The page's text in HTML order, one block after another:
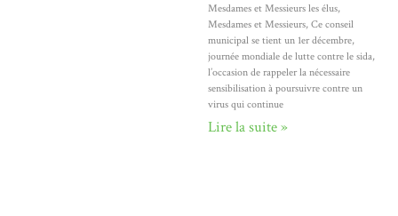
Mesdames et Messieurs les élus,
Mesdames et Messieurs, Ce conseil
municipal se tient un 1er décembre,
journée mondiale de lutte contre le sida,
l’occasion de rappeler la nécessaire
sensibilisation à poursuivre contre un
virus qui continue
Lire la suite »